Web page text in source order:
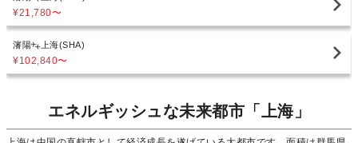
¥21,780〜
瀋陽 上海(SHA)
¥102,840〜
エネルギッシュな未来都市「上海」